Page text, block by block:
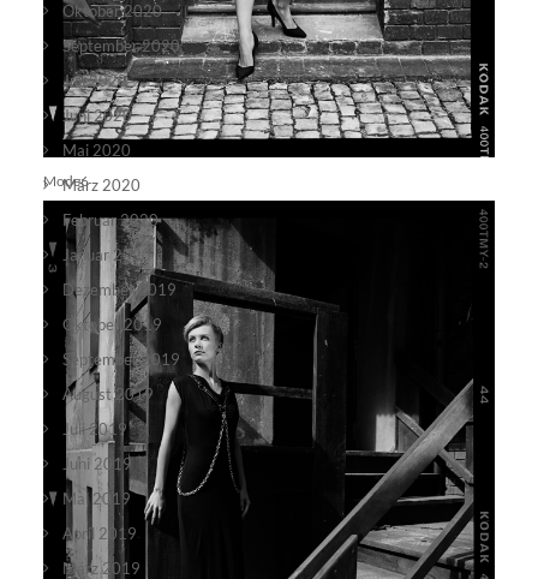
Mode6
Oktober 2020
September 2020
Juli 2020
Juni 2020
Mai 2020
März 2020
Februar 2020
Januar 2020
Dezember 2019
Oktober 2019
September 2019
August 2019
Juli 2019
Juni 2019
Mai 2019
April 2019
März 2019